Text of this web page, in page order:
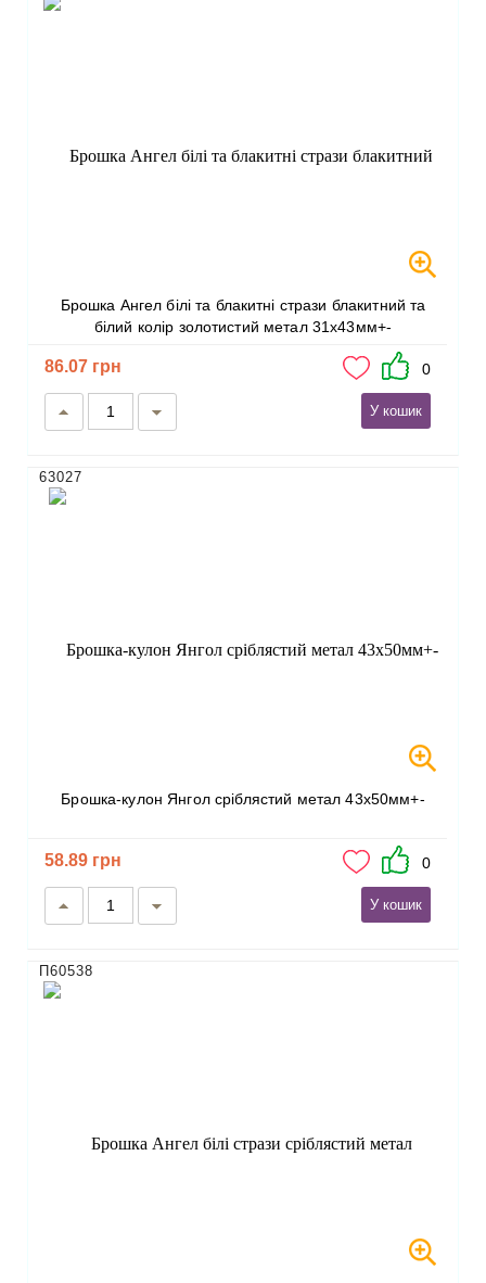
Брошка Ангел білі та блакитні стрази блакитний та
білий колір золотистий метал 31х43мм+-
86.07 грн 0
У кошик
Брошка-кулон Янгол сріблястий метал 43х50мм+-
63027
58.89 грн 0
У кошик
П60538